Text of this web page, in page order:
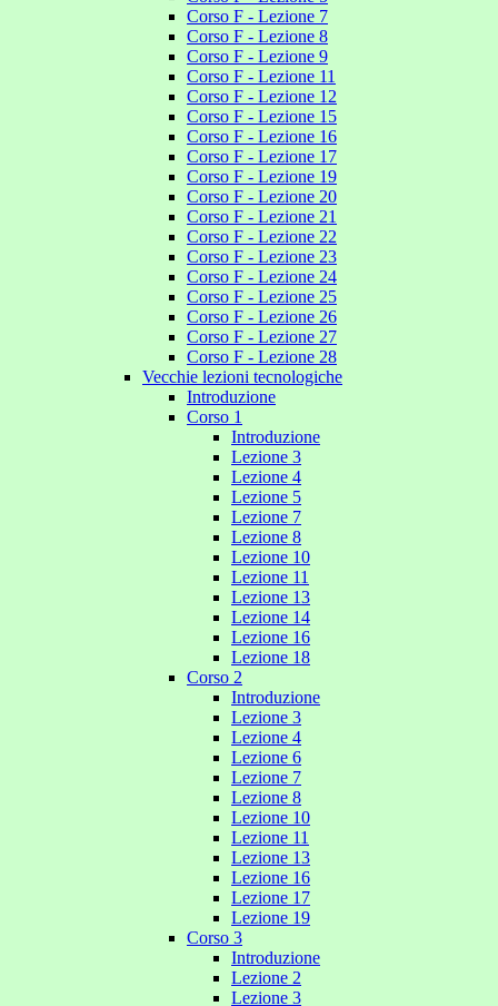
Corso F - Lezione 7
Corso F - Lezione 8
Corso F - Lezione 9
Corso F - Lezione 11
Corso F - Lezione 12
Corso F - Lezione 15
Corso F - Lezione 16
Corso F - Lezione 17
Corso F - Lezione 19
Corso F - Lezione 20
Corso F - Lezione 21
Corso F - Lezione 22
Corso F - Lezione 23
Corso F - Lezione 24
Corso F - Lezione 25
Corso F - Lezione 26
Corso F - Lezione 27
Corso F - Lezione 28
Vecchie lezioni tecnologiche
Introduzione
Corso 1
Introduzione
Lezione 3
Lezione 4
Lezione 5
Lezione 7
Lezione 8
Lezione 10
Lezione 11
Lezione 13
Lezione 14
Lezione 16
Lezione 18
Corso 2
Introduzione
Lezione 3
Lezione 4
Lezione 6
Lezione 7
Lezione 8
Lezione 10
Lezione 11
Lezione 13
Lezione 16
Lezione 17
Lezione 19
Corso 3
Introduzione
Lezione 2
Lezione 3